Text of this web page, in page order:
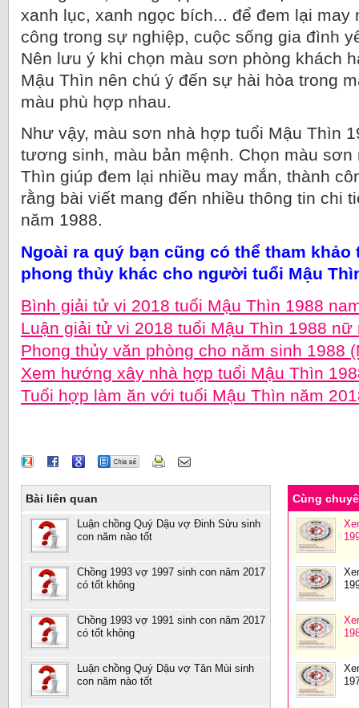
xanh lục, xanh ngọc bích... để đem lại may
công trong sự nghiệp, cuộc sống gia đình
Nên lưu ý khi chọn màu sơn phòng khách
Mậu Thìn nên chú ý đến sự hài hòa trong
màu phù hợp nhau.
Như vậy, màu sơn nhà hợp tuổi Mậu Thìn
tương sinh, màu bản mệnh. Chọn màu
Thìn giúp đem lại nhiều may mắn, thành
rằng bài viết mang đến nhiều thông tin chi
năm 1988.
Ngoài ra quý bạn cũng có thể tham
phong thủy khác cho người tuổi Mậu
Bình giải tử vi 2018 tuổi Mậu Thìn 1988
Luận giải tử vi 2018 tuổi Mậu Thìn 1988 nữ
Phong thủy văn phòng cho năm sinh 1988
Xem hướng xây nhà hợp tuổi Mậu Thìn
Tuổi hợp làm ăn với tuổi Mậu Thìn năm
Bài liên quan
Luận chồng Quý Dậu vợ Đinh Sửu sinh
con năm nào tốt
Chồng 1993 vợ 1997 sinh con năm 2017
có tốt không
Chồng 1993 vợ 1991 sinh con năm 2017
có tốt không
Luận chồng Quý Dậu vợ Tân Mùi sinh
con năm nào tốt
Cùng